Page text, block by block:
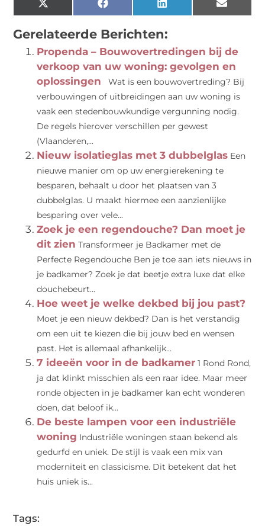
X
(Twitter)
Facebook LinkedIn Email
Gerelateerde Berichten:
Propenda – Bouwovertredingen bij de
verkoop van uw woning: gevolgen en
oplossingen
Wat is een bouwovertreding? Bij
verbouwingen of uitbreidingen aan uw woning is
vaak een stedenbouwkundige vergunning nodig.
De regels hierover verschillen per gewest
(Vlaanderen,...
Nieuw isolatieglas met 3 dubbelglas Een
nieuwe manier om op uw energierekening te
besparen, behaalt u door het plaatsen van 3
dubbelglas. U maakt hiermee een aanzienlijke
besparing over vele...
Zoek je een regendouche? Dan moet je
dit zien Transformeer je Badkamer met de
Perfecte Regendouche Ben je toe aan iets nieuws in
je badkamer? Zoek je dat beetje extra luxe dat elke
douchebeurt...
Hoe weet je welke dekbed bij jou past?
Moet je een nieuw dekbed? Dan is het verstandig
om een uit te kiezen die bij jouw bed en wensen
past. Het is allemaal afhankelijk...
7 ideeën voor in de badkamer 1 Rond Rond,
ja dat klinkt misschien als een raar idee. Maar meer
ronde objecten in je badkamer kan echt wonderen
doen, dat beloof ik...
De beste lampen voor een industriële
woning Industriële woningen staan ​​bekend als
gedurfd en uniek. De stijl is vaak een mix van
moderniteit en classicisme. Dit betekent dat het
huis uniek is...
Tags: